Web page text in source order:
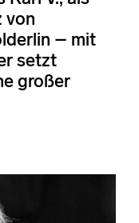
von
– mit
setzt
großer